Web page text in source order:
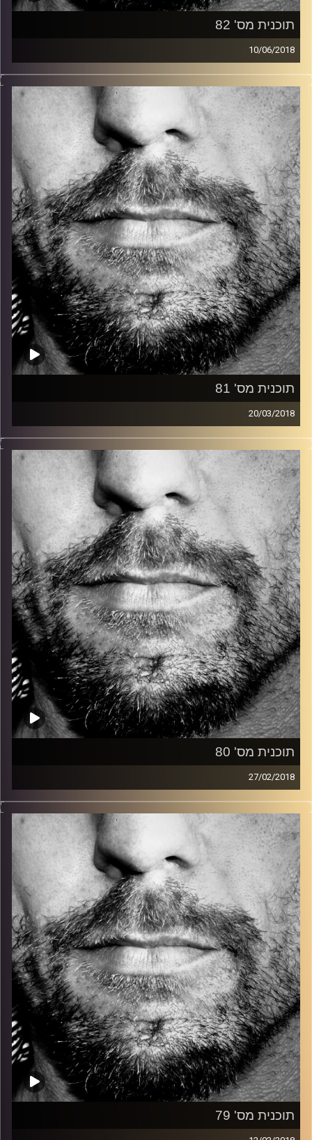
תוכנית מס' 82
10/06/2018
זיפים, מוזיקה מחוספסת של הופעות חיות. הרבה ג'אם, רוק,
בלוז, bluegrass, ג'אז, Fאנק, פרוגרסיב ואפילו אלקטרוניקה.
כל מה שחי, אמיתי ונושם.
עם שמוליק רגב.
קרדיט תמונות: David Goehring
תוכנית מס' 81
20/03/2018
זיפים, מוזיקה מחוספסת של הופעות חיות. הרבה ג'אם, רוק,
בלוז, bluegrass, ג'אז, Fאנק, פרוגרסיב ואפילו אלקטרוניקה.
כל מה שחי, אמיתי ונושם.
עם שמוליק רגב.
קרדיט תמונות: David Goehring
תוכנית מס' 80
27/02/2018
זיפים, מוזיקה מחוספסת של הופעות חיות. הרבה ג'אם, רוק,
בלוז, bluegrass, ג'אז, Fאנק, פרוגרסיב ואפילו אלקטרוניקה.
כל מה שחי, אמיתי ונושם.
עם שמוליק רגב.
קרדיט תמונות: David Goehring
תוכנית מס' 79